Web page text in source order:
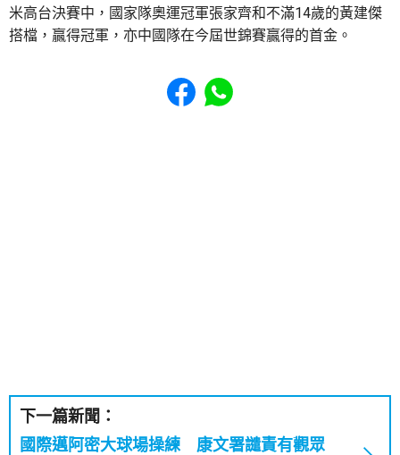
米高台決賽中，國家隊奧運冠軍張家齊和不滿14歲的黃建傑
搭檔，贏得冠軍，亦中國隊在今屆世錦賽贏得的首金。
Share to Facebook
Share to WhatsApp
下一篇新聞：
國際邁阿密大球場操練 康文署譴責有觀眾